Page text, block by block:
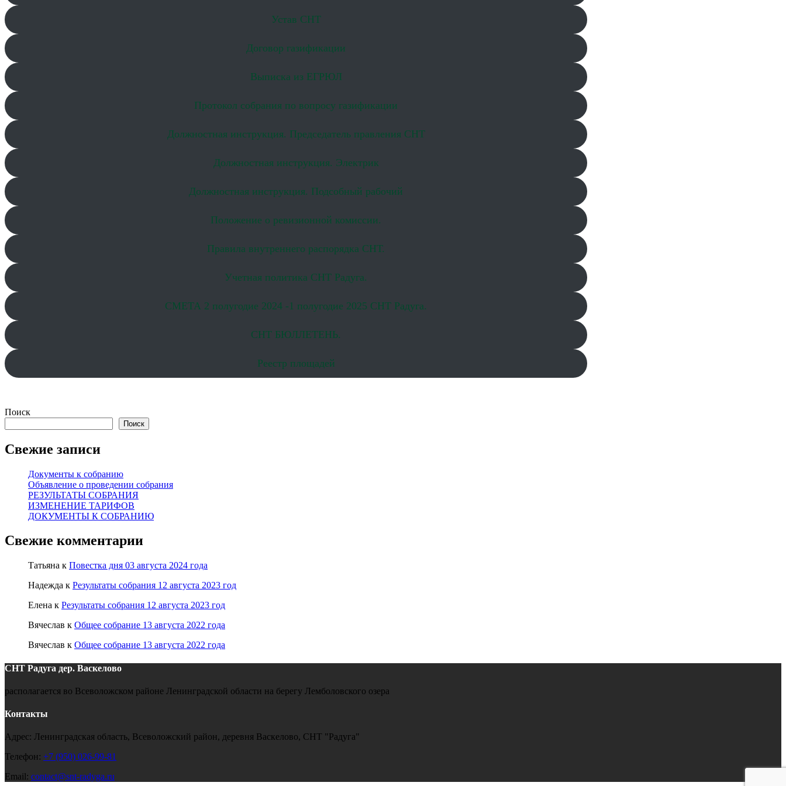
Устав СНТ
Договор газификации
Выписка из ЕГРЮЛ
Протокол собрания по вопросу газификации
Должностная инструкция. Председатель правления СНТ
Должностная инструкция. Электрик
Должностная инструкция. Подсобный рабочий
Положение о ревизионной комиссии.
Правила внутреннего распорядка СНТ.
Учетная политика СНТ Радуга.
СМЕТА 2 полугодие 2024 -1 полугодие 2025 СНТ Радуга.
СНТ БЮЛЛЕТЕНЬ.
Реестр площадей
Поиск
Поиск
Свежие записи
Документы к собранию
Объявление о проведении собрания
РЕЗУЛЬТАТЫ СОБРАНИЯ
ИЗМЕНЕНИЕ ТАРИФОВ
ДОКУМЕНТЫ К СОБРАНИЮ
Свежие комментарии
Татьяна к Повестка дня 03 августа 2024 года
Надежда к Результаты собрания 12 августа 2023 год
Елена к Результаты собрания 12 августа 2023 год
Вячеслав к Общее собрание 13 августа 2022 года
Вячеслав к Общее собрание 13 августа 2022 года
СНТ Радуга дер. Васкелово
располагается во Всеволожском районе Ленинградской области на берегу Лемболовского озера
Контакты
Адрес: Ленинградская область, Всеволожский район, деревня Васкелово, СНТ "Радуга"
Телефон: +7 (950) 026-99-81
Email: contact@snt-radyga.ru